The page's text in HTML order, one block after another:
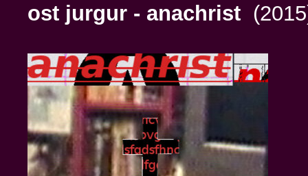
ost jurgur - anachrist